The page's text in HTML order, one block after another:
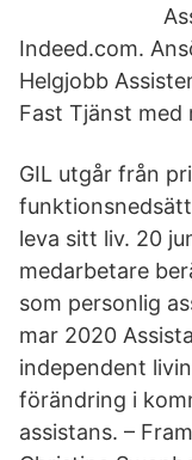
Indeed.com.
Helgjobb
Fast Tjänst med
GIL utgår från
leva sitt liv. 20
medarbetare
som personlig
mar 2020
independent
förändring i
assistans. –